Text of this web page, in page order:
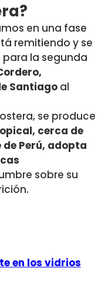
en una fase
remitiendo y se
para la segunda
Santiago al
se produce
cerca de
Perú, adopta
sobre su
en los vidrios